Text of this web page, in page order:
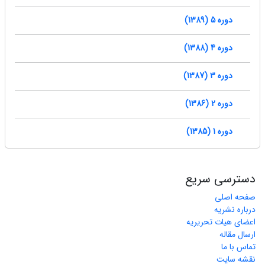
دوره 5 (1389)
دوره 4 (1388)
دوره 3 (1387)
دوره 2 (1386)
دوره 1 (1385)
دسترسی سریع
صفحه اصلی
درباره نشریه
اعضای هیات تحریریه
ارسال مقاله
تماس با ما
نقشه سایت